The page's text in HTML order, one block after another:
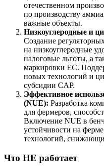
отечественном
по производству
важные объекты.
Низкоуглеродные и
Создание
на низкоуглеродные
налоговые льготы, а
маркировки ЕС.
новых технологий и
субсидии CAP.
Эффективное
(NUE): Разработка
для фермеров,
Включение NUE в
устойчивости на
технологий,
Что НЕ работает